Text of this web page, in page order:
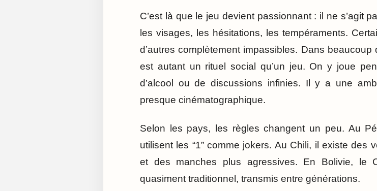
C’est là que le jeu devient passionnant : il ne s’agit
les visages, les hésitations, les tempéraments.
d’autres complètement impassibles. Dans
est autant un rituel social qu’un jeu. On y joue
d’alcool ou de discussions infinies. Il y a une
presque cinématographique.
Selon les pays, les règles changent un peu. Au
utilisent les “1” comme jokers. Au Chili, il existe des
et des manches plus agressives. En Bolivie, le
quasiment traditionnel, transmis entre générations.